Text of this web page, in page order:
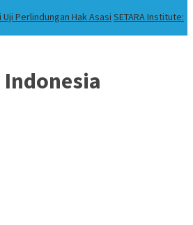
Perlindungan Hak Asasi SETARA Institute:
Indonesia